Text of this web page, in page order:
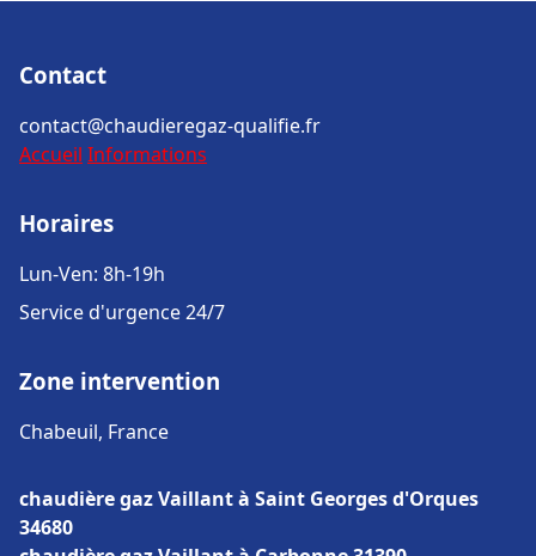
Contact
contact@chaudieregaz-qualifie.fr
Accueil Informations
Horaires
Lun-Ven: 8h-19h
Service d'urgence 24/7
Zone intervention
Chabeuil, France
chaudière gaz Vaillant à Saint Georges d'Orques
34680